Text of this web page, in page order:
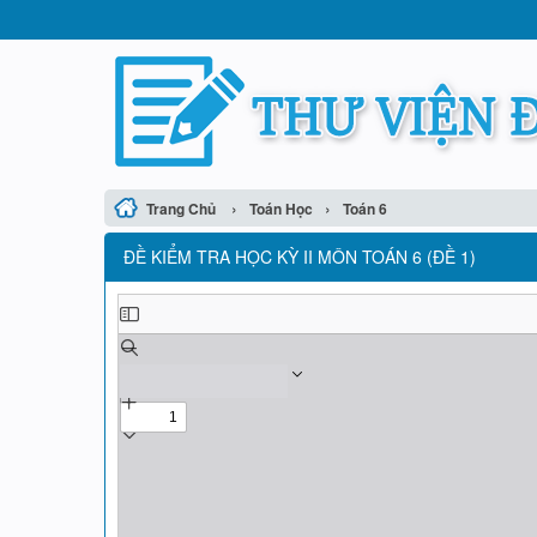
Trang Chủ › Toán Học › Toán 6
ĐỀ KIỂM TRA HỌC KỲ II MÔN TOÁN 6 (ĐỀ 1)